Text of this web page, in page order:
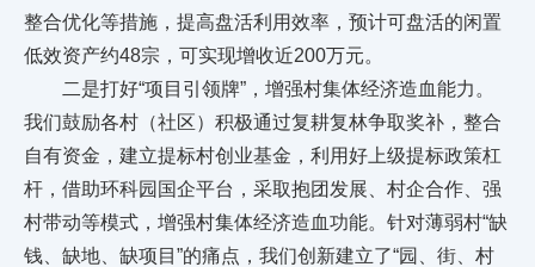
整合优化等措施，提高盘活利用效率，预计可盘活的闲置
低效资产约48宗，可实现增收近200万元。
二是打好“项目引领牌”，增强村集体经济造血能力。
我们鼓励各村（社区）积极通过复耕复林争取奖补，整合
自有资金，建立提标村创业基金，利用好上级提标政策杠
杆，借助环科园国企平台，采取抱团发展、村企合作、强
村带动等模式，增强村集体经济造血功能。针对薄弱村“缺
钱、缺地、缺项目”的痛点，我们创新建立了“园、街、村